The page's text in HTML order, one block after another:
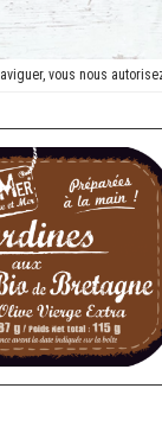
vous nous